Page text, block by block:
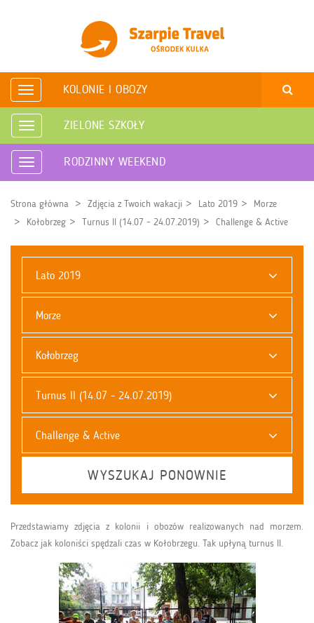
Rozwiń
nawigację
KOLONIE I OBOZY
Rozwiń
nawigację
ZIELONE SZKOŁY
Rozwiń
nawigację
RODZINNY WEEKEND
Strona główna Zdjęcia z Twoich wakacji Lato 2019
Morze
Kołobrzeg
Turnus II (14.07 - 24.07.2019) Challenge & Active
Lato 2019
Morze
Kołobrzeg
Turnus II (14.07 - 24.07.2019)
Challenge & Active
WYSZUKAJ PONOWNIE
Przedstawiamy zdjęcia z kolonii i obozów realizowanych nad morzem.
Zobacz jak koloniści spędzali czas w Kołobrzegu. Tak upłyną turnus II.